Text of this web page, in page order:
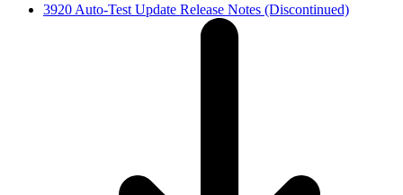
3920 Auto-Test Update Release Notes (Discontinued)